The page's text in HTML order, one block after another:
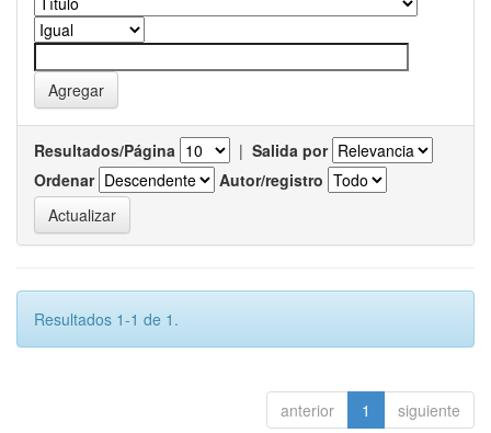
Resultados/Página | Salida por
Ordenar
Autor/registro
Resultados 1-1 de 1.
anterior 1 siguiente